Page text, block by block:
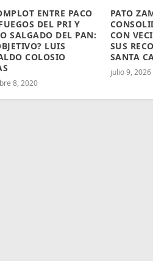
ENTRE PACO
DEL PRI Y
SALGADO DEL PAN:
LUIS
COLOSIO
8, 2020
PATO
CON
SUS
SANTA
julio 9, 2026